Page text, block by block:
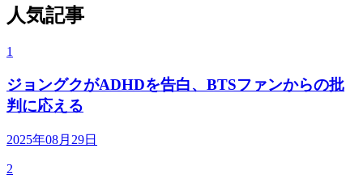
人気記事
1
ジョングクがADHDを告白、BTSファンからの批
判に応える
2025年08月29日
2